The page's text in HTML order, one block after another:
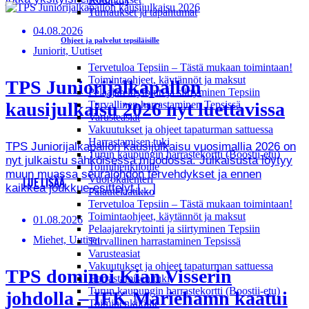
Turnaukset ja tapahtumat
Ohjeet ja palvelut tepsiläisille
Tervetuloa Tepsiin – Tästä mukaan toimintaan!
Toimintaohjeet, käytännöt ja maksut
Pelaajarekrytointi ja siirtyminen Tepsiin
Turvallinen harrastaminen Tepsissä
Varusteasiat
Vakuutukset ja ohjeet tapaturman sattuessa
Harrastamisen tuki
Turun kaupungin harrastekortti (Boostii-etu)
Toimihenkilöille
Vuorokalenteri
Palautelaatikko
Tervetuloa Tepsiin – Tästä mukaan toimintaan!
Toimintaohjeet, käytännöt ja maksut
Pelaajarekrytointi ja siirtyminen Tepsiin
Turvallinen harrastaminen Tepsissä
Varusteasiat
Vakuutukset ja ohjeet tapaturman sattuessa
Harrastamisen tuki
Turun kaupungin harrastekortti (Boostii-etu)
Toimihenkilöille
04.08.2026
Juniorit, Uutiset
TPS Juniorijalkapallon
kausijulkaisu 2026 nyt luettavissa
TPS Juniorijalkapallon kausijulkaisu vuosimallia 2026 on
nyt julkaistu sähköisessä muodossa. Julkaisusta löytyy
muun muassa seurajohdon tervehdykset ja ennen
kaikkea joukkue-esittelyt.[…]
LUE LISÄÄ
01.08.2026
Miehet, Uutiset
TPS dominoi Kian Visserin
johdolla – IFK Mariehamn kaatui